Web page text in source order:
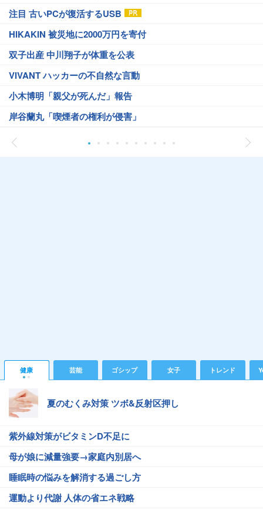
注目 古いPCが復活するUSB
HIKAKIN 被災地に2000万円を寄付
双子出産 中川翔子が体重を公表
VIVANT ハッカーの不自然な言動
小木博明「親父が死んだ」報告
岸谷蘭丸「喫煙者の権利が侵害」
健康 芸能 ゴシップ 女子 トレンド
夏のむくみ対策 ツボ&反射区押し
紫外線対策がビタミンD不足に
母が娘に減量強要→家庭内別居へ
睡眠時の悩みを解消する過ごし方
運動より代謝 人体の省エネ戦略